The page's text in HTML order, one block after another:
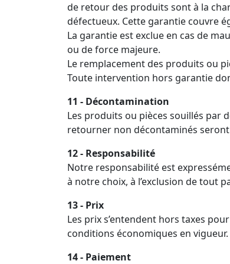
de retour des produits sont à la
défectueux. Cette garantie couvre
La garantie est exclue en cas de
ou de force majeure.
Le remplacement des produits ou
Toute intervention hors garantie
11 - Décontamination
Les produits ou pièces souillés par
retourner non décontaminés
12 - Responsabilité
Notre responsabilité est
à notre choix, à l’exclusion de tout
13 - Prix
Les prix s’entendent hors taxes
conditions économiques en
14 - Paiement